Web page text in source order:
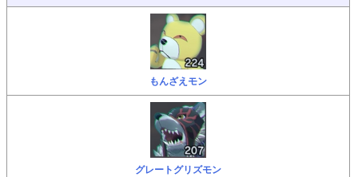
もんざえモン
グレートグリズモン